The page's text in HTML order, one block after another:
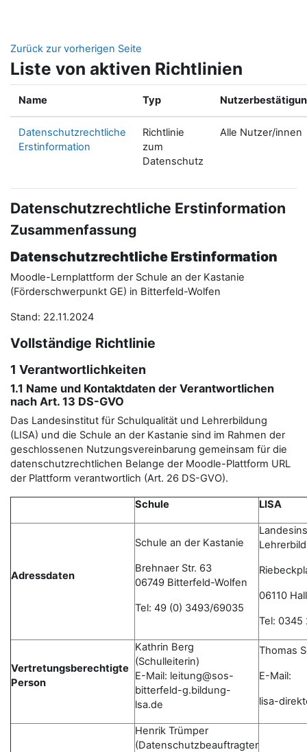
Zurück zur vorherigen Seite
Liste von aktiven Richtlinien
Name Typ
Datenschutzrechtliche
Erstinformation
Richtlinie
zum
Datenschutz
Alle Nutzer/innen
Datenschutzrechtliche Erstinformation
Zusammenfassung
Datenschutzrechtliche Erstinformation
Moodle-Lernplattform der Schule an der Kastanie
(Förderschwerpunkt GE) in Bitterfeld-Wolfen
Stand: 22.11.2024
Vollständige Richtlinie
1 Verantwortlichkeiten
1.1 Name und Kontaktdaten der Verantwortlichen
nach Art. 13 DS-GVO
Das Landesinstitut für Schulqualität und Lehrerbildung
(LISA) und die Schule an der Kastanie sind im Rahmen der
geschlossenen Nutzungsvereinbarung gemeinsam für die
datenschutzrechtlichen Belange der Moodle-Plattform URL
der Plattform verantwortlich (Art. 26 DS-GVO).
Schule LISA
Adressdaten
Schule an der Kastanie
Brehnaer Str. 63
06749 Bitterfeld-Wolfen
Tel: 49 (0) 3493/69035
06110
Tel:
Vertretungsberechtigte
Person
Kathrin Berg
(Schulleiterin)
E-Mail: leitung@sos-
bitterfeld-g.bildung-
lsa.de
Thomas
E-Mail:
lisa-
Henrik Trümper
(Datenschutzbeauftragter